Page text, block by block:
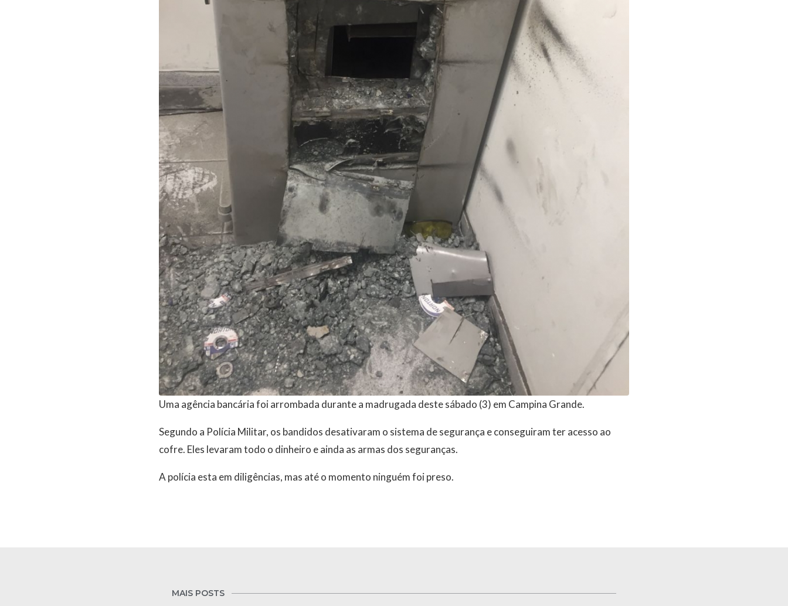
Uma agência bancária foi arrombada durante a madrugada deste sábado (3) em Campina Grande.
Segundo a Polícia Militar, os bandidos desativaram o sistema de segurança e conseguiram ter acesso ao
cofre. Eles levaram todo o dinheiro e ainda as armas dos seguranças.
A polícia esta em diligências, mas até o momento ninguém foi preso.
MAIS POSTS